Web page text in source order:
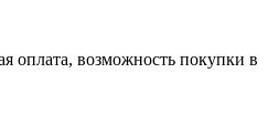
возможность покупки в